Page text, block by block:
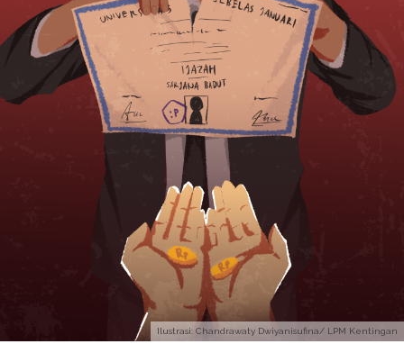
Ilustrasi: Chandrawaty Dwiyanisufina/ LPM Kentingan